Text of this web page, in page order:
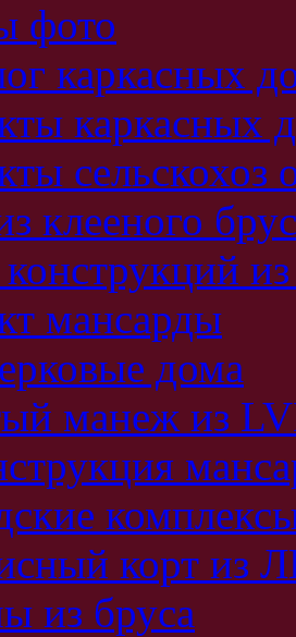
фото
каркасных
каркасных
сельскохоз
клееного
мансарды
дома
манеж из
корт из
из бруса